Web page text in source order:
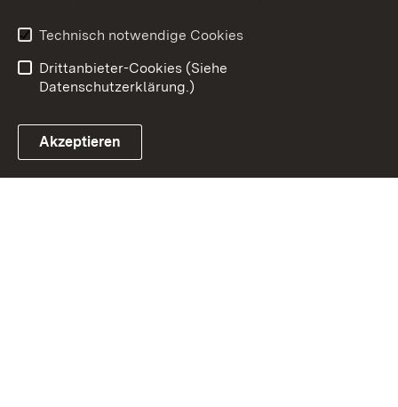
Benutzungshinweise
Erklärung zur
Technisch notwendige Cookies
Drittanbieter-Cookies (Siehe
Datenschutzerklärung.)
Akzeptieren